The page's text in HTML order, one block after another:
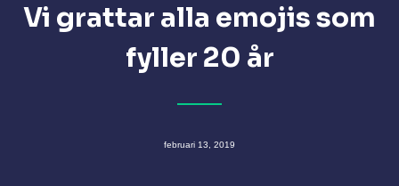
Vi grattar alla emojis som
fyller 20 år
februari 13, 2019